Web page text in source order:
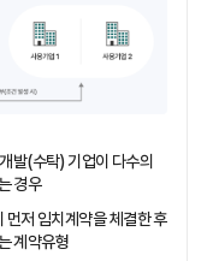
발(수탁) 기업이 다수의
경우
먼저 임치계약을 체결한 후
계약유형